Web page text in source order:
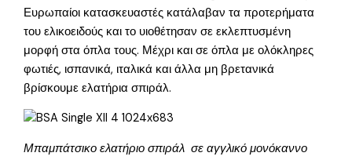
Ευρωπαίοι κατασκευαστές κατάλαβαν τα προτερήματα
του ελικοειδούς και το υιοθέτησαν σε εκλεπτυσμένη
μορφή στα όπλα τους. Μέχρι και σε όπλα με ολόκληρες
φωτιές, ισπανικά, ιταλικά και άλλα μη βρετανικά
βρίσκουμε ελατήρια σπιράλ.
Μπαμπάτσικο ελατήριο σπιράλ σε αγγλικό μονόκαννο